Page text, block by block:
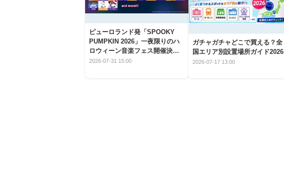
ピューロランド発「SPOOKY
PUMPKIN 2026」一夜限りのハ
ロウィーン音楽フェス開催決
定！
2026-07-31 15:00
ガチャガチャどこで買える？全
国エリア別設置場所ガイド2026
2026-07-17 13:00